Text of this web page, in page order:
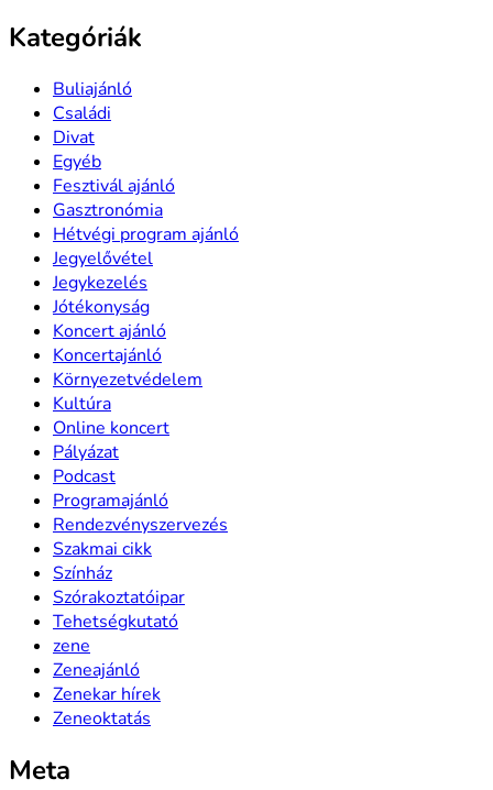
Kategóriák
Buliajánló
Családi
Divat
Egyéb
Fesztivál ajánló
Gasztronómia
Hétvégi program ajánló
Jegyelővétel
Jegykezelés
Jótékonyság
Koncert ajánló
Koncertajánló
Környezetvédelem
Kultúra
Online koncert
Pályázat
Podcast
Programajánló
Rendezvényszervezés
Szakmai cikk
Színház
Szórakoztatóipar
Tehetségkutató
zene
Zeneajánló
Zenekar hírek
Zeneoktatás
Meta